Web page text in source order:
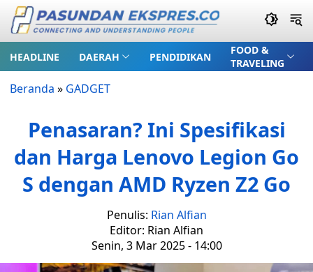
HEADLINE DAERAH PENDIDIKAN
FOOD &
TRAVELING
Beranda » GADGET
Penasaran? Ini Spesifikasi
dan Harga Lenovo Legion Go
S dengan AMD Ryzen Z2 Go
Penulis: Rian Alfian
Editor: Rian Alfian
Senin, 3 Mar 2025 - 14:00